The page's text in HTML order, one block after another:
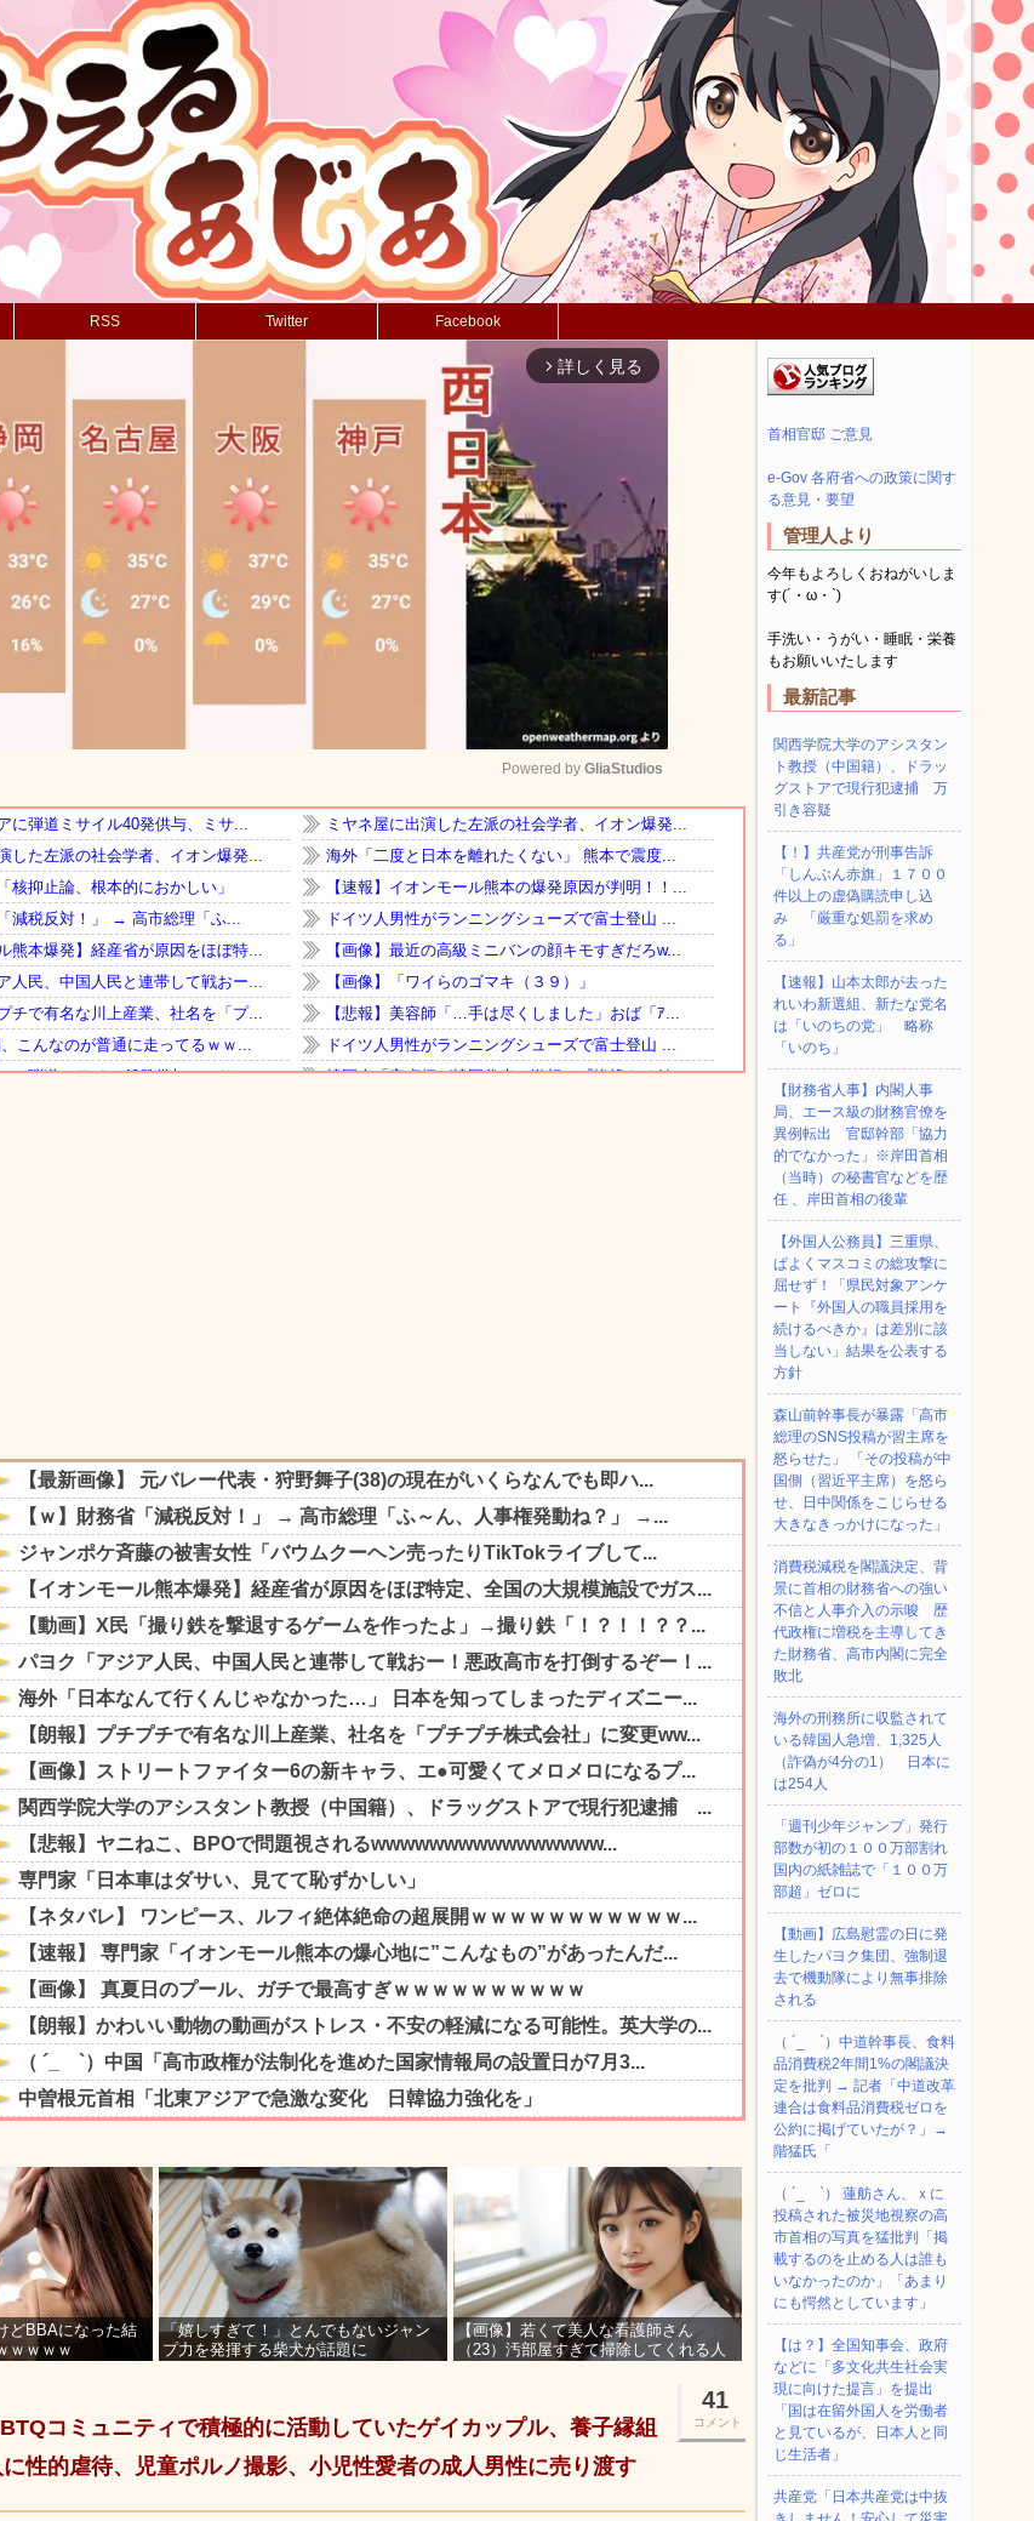
RSS Twitter Facebook
arrow_forward_ios 詳しく見る
Mute
Powered by GliaStudios
どBBAになった結
ｗｗｗｗ
「嬉しすぎて！」とんでもないジャン
プ力を発揮する柴犬が話題に
【画像】若くて美人な看護師さん
（23）汚部屋すぎて掃除してくれる人
41
コメント
コミュニティで積極的に活動していたゲイカップル、養子縁組
に性的虐待、児童ポルノ撮影、小児性愛者の成人男性に売り渡す
首相官邸 ご意見
e-Gov 各府省への政策に関す
る意見・要望
管理人より
今年もよろしくおねがいしま
す(´・ω・`)
手洗い・うがい・睡眠・栄養
もお願いいたします
最新記事
関西学院大学のアシスタン
ト教授（中国籍）、ドラッ
グストアで現行犯逮捕 万
引き容疑
【！】共産党が刑事告訴
「しんぶん赤旗」１７００
件以上の虚偽購読申し込
み 「厳重な処罰を求め
る」
【速報】山本太郎が去った
れいわ新選組、新たな党名
は「いのちの党」 略称
「いのち」
【財務省人事】内閣人事
局、エース級の財務官僚を
異例転出 官邸幹部「協力
的でなかった」※岸田首相
（当時）の秘書官などを歴
任 、岸田首相の後輩
【外国人公務員】三重県、
ぱよくマスコミの総攻撃に
屈せず！「県民対象アンケ
ート『外国人の職員採用を
続けるべきか』は差別に該
当しない」結果を公表する
方針
森山前幹事長が暴露「高市
総理のSNS投稿が習主席を
怒らせた」 「その投稿が中
国側（習近平主席）を怒ら
せ、日中関係をこじらせる
大きなきっかけになった」
消費税減税を閣議決定、背
景に首相の財務省への強い
不信と人事介入の示唆 歴
代政権に増税を主導してき
た財務省、高市内閣に完全
敗北
海外の刑務所に収監されて
いる韓国人急増、1,325人
（詐偽が4分の1） 日本に
は254人
「週刊少年ジャンプ」発行
部数が初の１００万部割れ
国内の紙雑誌で「１００万
部超」ゼロに
【動画】広島慰霊の日に発
生したパヨク集団、強制退
去で機動隊により無事排除
される
（ ´_ゝ`）中道幹事長、食料
品消費税2年間1%の閣議決
定を批判 → 記者「中道改革
連合は食料品消費税ゼロを
公約に掲げていたが？」→
階猛氏「
（ ´_ゝ`） 蓮舫さん、ｘに
投稿された被災地視察の高
市首相の写真を猛批判「掲
載するのを止める人は誰も
いなかったのか」「あまり
にも愕然としています」
【は？】全国知事会、政府
などに「多文化共生社会実
現に向けた提言」を提出
「国は在留外国人を労働者
と見ているが、日本人と同
じ生活者」
共産党「日本共産党は中抜